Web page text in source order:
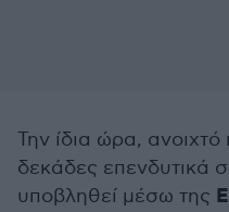
Την ίδια ώρα, ανοιχτό
δεκάδες επενδυτικά
υποβληθεί μέσω της